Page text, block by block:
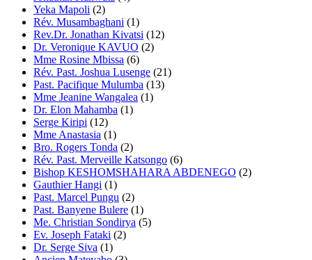
Yeka Mapoli (2)
Rév. Musambaghani (1)
Rev.Dr. Jonathan Kivatsi (12)
Dr. Veronique KAVUO (2)
Mme Rosine Mbissa (6)
Rév. Past. Joshua Lusenge (21)
Past. Pacifique Mulumba (13)
Mme Jeanine Wangalea (1)
Dr. Elon Mahamba (1)
Serge Kiripi (12)
Mme Anastasia (1)
Bro. Rogers Tonda (2)
Rév. Past. Merveille Katsongo (6)
Bishop KESHOMSHAHARA ABDENEGO (2)
Gauthier Hangi (1)
Past. Marcel Pungu (2)
Past. Banyene Bulere (1)
Me. Christian Sondirya (5)
Ev. Joseph Fataki (2)
Dr. Serge Siva (1)